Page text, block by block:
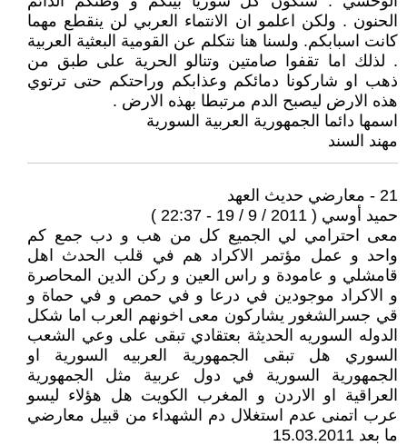
الحنون . ولكن اعلمو ان الانتماء العربي لن ينقطع مهما
كانت اسبابكم. ولسنا هنا نتكلم عن القومية البعثية العربية
. لذلك اما تقفوا صامتين وتنالو الحرية على طبق من
ذهب او شاركونا دمائكم وعذابكم وراحتكم حتى ترتوي
هذه الارض ليصبح الدم مرتبطا بهذه الارض .
اسمها دائما الجمهورية العربية السورية
مهند السند
21 - معارضي حديث العهد
حميد أوسي ( 2011 / 9 / 19 - 22:37 )
معى احترامي لي الجميع كل من هب و دب جمع كم
واحد و عمل مؤتمر الاكراد هم في قلب الحدث اهل
قامشلي و عامودة و راس العين و ركن الدين المحاصرة
و الاكراد موجودين في درعا و في حمص و في حماة و
قي جسرالشغور يشاركون معى اخونهم العرب اما شكل
الدوله السوريه الحديثة بعتقادي تبقى على وعي الشعب
السوري هل تبقى الجمهورية العربيه السورية او
الجمهورية السورية في دول عربية مثل الجمهورية
العراقية او الاردن و المغرب الكويت هل هؤلاء ليسو
عرب اتمنى عدم استغلال دم الشهداء من قبيل معارضي
ما بعد 15.03.2011